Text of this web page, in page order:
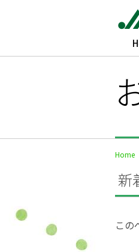
Home
新
この